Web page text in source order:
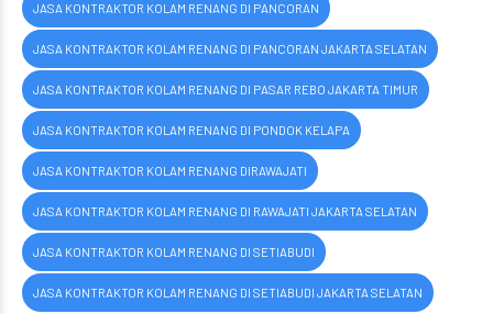
JASA KONTRAKTOR KOLAM RENANG DI PANCORAN
JASA KONTRAKTOR KOLAM RENANG DI PANCORAN JAKARTA SELATAN
JASA KONTRAKTOR KOLAM RENANG DI PASAR REBO JAKARTA TIMUR
JASA KONTRAKTOR KOLAM RENANG DI PONDOK KELAPA
JASA KONTRAKTOR KOLAM RENANG DIRAWAJATI
JASA KONTRAKTOR KOLAM RENANG DI RAWAJATI JAKARTA SELATAN
JASA KONTRAKTOR KOLAM RENANG DI SETIABUDI
JASA KONTRAKTOR KOLAM RENANG DI SETIABUDI JAKARTA SELATAN